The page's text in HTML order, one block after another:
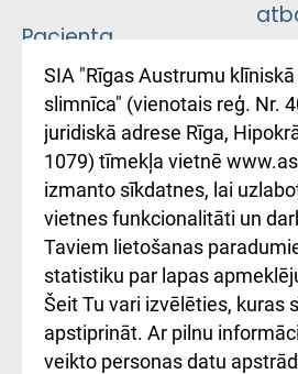
Pacienta
atsauksmju/sūdzību
iesniegšanas
kārtība
Kā pie mums nokļūt
Rēķinu apmaksas
ceļvedis
Rekvizīti un
ārstniecības
SIA "Rīgas Austrumu
slimnīca" (vienotais reģ. Nr.
juridiskā adrese Rīga,
1079) tīmekļa vietnē
izmanto sīkdatnes, lai
vietnes funkcionalitāti un
Taviem lietošanas
statistiku par lapas
Šeit Tu vari izvēlēties, kuras
apstiprināt. Ar pilnu
veikto personas datu